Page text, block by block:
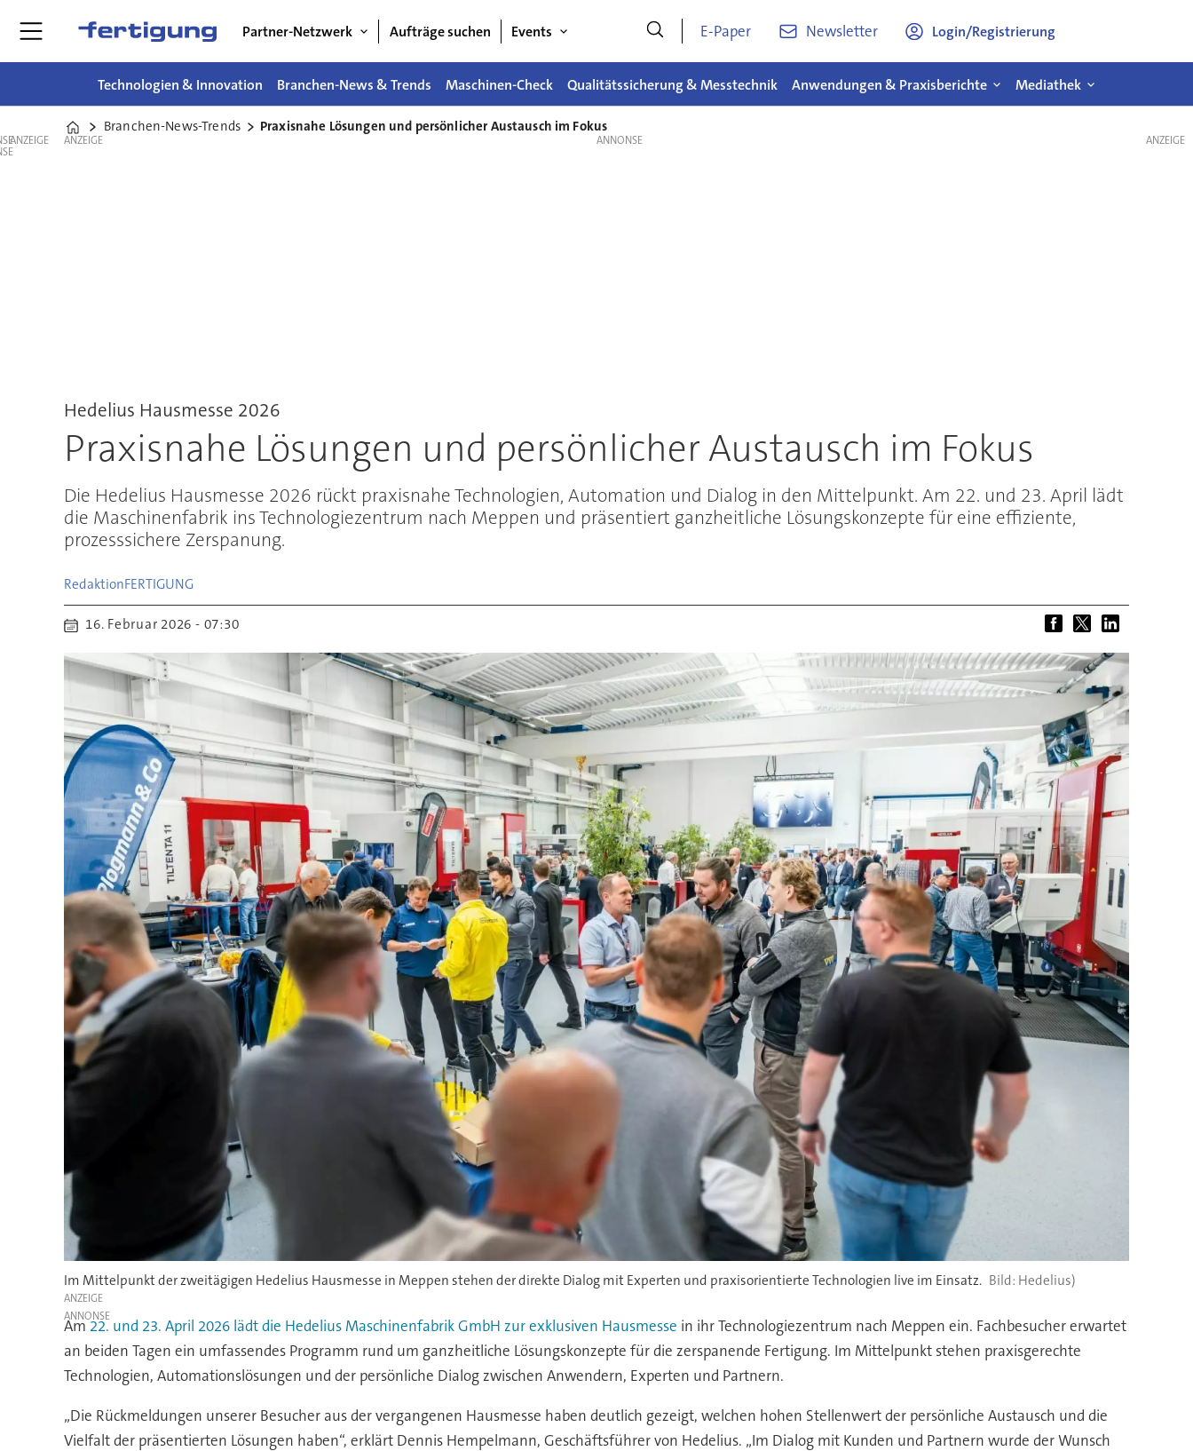
Partner-Netzwerk Aufträge suchen Events E-Paper Newsletter Login/Registrierung
Technologien & Innovation Branchen-News & Trends Maschinen-Check Qualitätssicherung & Messtechnik Anwendungen & Praxisberichte Mediathek
Home
Branchen-News-Trends Praxisnahe Lösungen und persönlicher Austausch im Fokus
ANZEIGE ANZEIGE
Hedelius Hausmesse 2026
Praxisnahe Lösungen und persönlicher Austausch im Fokus
Die Hedelius Hausmesse 2026 rückt praxisnahe Technologien, Automation und Dialog in den Mittelpunkt. Am 22. und 23. April lädt
die Maschinenfabrik ins Technologiezentrum nach Meppen und präsentiert ganzheitliche Lösungskonzepte für eine effiziente,
prozesssichere Zerspanung.
RedaktionFERTIGUNG
16. Februar 2026 - 07:30
Im Mittelpunkt der zweitägigen Hedelius Hausmesse in Meppen stehen der direkte Dialog mit Experten und praxisorientierte Technologien live im Einsatz. Hedelius)
ANZEIGE
Am22. und 23. April 2026 lädt die Hedelius Maschinenfabrik GmbH zur exklusiven Hausmesse in ihr Technologiezentrum nach Meppen ein. Fachbesucher erwartet
an beiden Tagen ein umfassendes Programm rund um ganzheitliche Lösungskonzepte für die zerspanende Fertigung. Im Mittelpunkt stehen praxisgerechte
Technologien, Automationslösungen und der persönliche Dialog zwischen Anwendern, Experten und Partnern.
„Die Rückmeldungen unserer Besucher aus der vergangenen Hausmesse haben deutlich gezeigt, welchen hohen Stellenwert der persönliche Austausch und die
Vielfalt der präsentierten Lösungen haben“, erklärt Dennis Hempelmann, Geschäftsführer von Hedelius. „Im Dialog mit Kunden und Partnern wurde der Wunsch
ANZEIGE